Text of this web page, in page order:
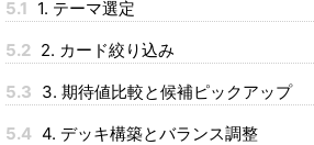
5.1 1. テーマ選定
5.2 2. カード絞り込み
5.3 3. 期待値比較と候補ピックアップ
5.4 4. デッキ構築とバランス調整